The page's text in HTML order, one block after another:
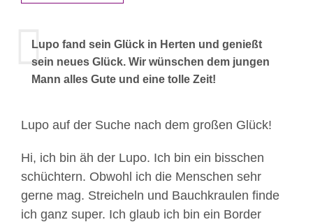
Lupo fand sein Glück in Herten und genießt
sein neues Glück. Wir wünschen dem jungen
Mann alles Gute und eine tolle Zeit!
Lupo auf der Suche nach dem großen Glück!
Hi, ich bin äh der Lupo. Ich bin ein bisschen
schüchtern. Obwohl ich die Menschen sehr
gerne mag. Streicheln und Bauchkraulen finde
ich ganz super. Ich glaub ich bin ein Border